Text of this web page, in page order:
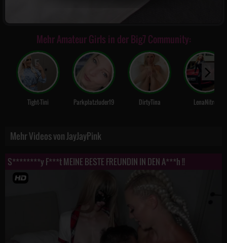
Mehr Amateur Girls in der Big7 Community:
Tight-Tini Parkplatzluder19 DirtyTina LenaNitro
Mehr Videos von JayJayPink
S********y F***t MEINE BESTE FREUNDIN IN DEN A***h !!